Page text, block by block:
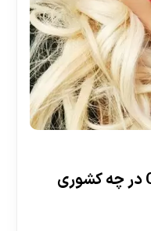
کنسرت Christina Aguilera در چه کشوری